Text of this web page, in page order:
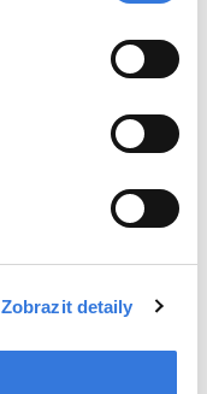
Zobrazit detaily